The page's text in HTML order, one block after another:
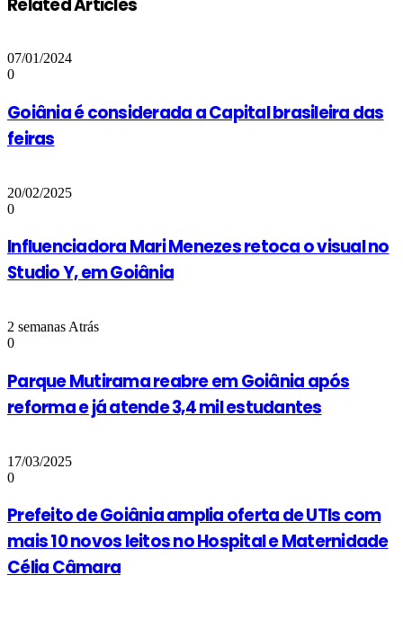
07/01/2024
0
Goiânia é considerada a Capital brasileira das
feiras
20/02/2025
0
Influenciadora Mari Menezes retoca o visual no
Studio Y, em Goiânia
2 semanas Atrás
0
Parque Mutirama reabre em Goiânia após
reforma e já atende 3,4 mil estudantes
17/03/2025
0
Prefeito de Goiânia amplia oferta de UTIs com
mais 10 novos leitos no Hospital e Maternidade
Célia Câmara